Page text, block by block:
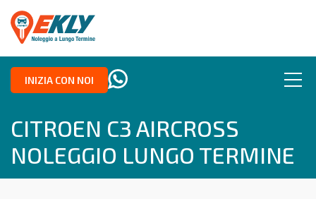
INIZIA CON NOI
CITROEN C3 AIRCROSS
NOLEGGIO LUNGO TERMINE